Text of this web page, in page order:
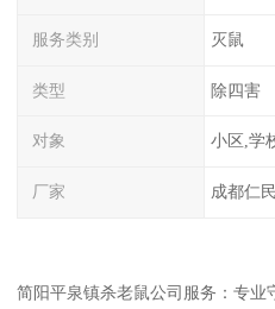
服务类别 灭鼠
类型 除四害
对象 小区,学
厂家 成都仁民
简阳平泉镇杀老鼠公司服务：专业